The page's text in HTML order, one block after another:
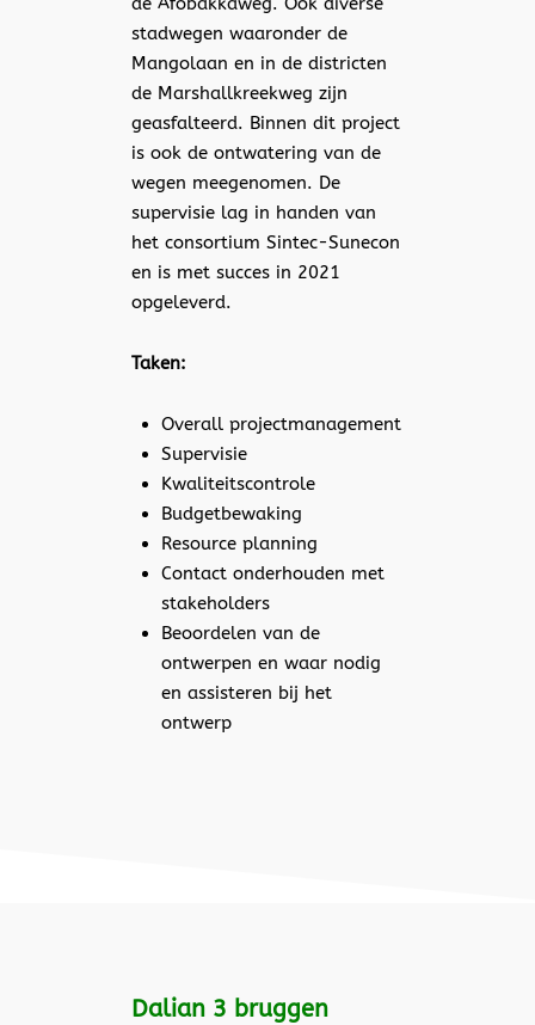
stadwegen waaronder de
Mangolaan en in de districten
de Marshallkreekweg zijn
geasfalteerd. Binnen dit project
is ook de ontwatering van de
wegen meegenomen. De
supervisie lag in handen van
het consortium Sintec-Sunecon
en is met succes in 2021
opgeleverd.
Taken:
Overall projectmanagement
Supervisie
Kwaliteitscontrole
Budgetbewaking
Resource planning
Contact onderhouden met
stakeholders
Beoordelen van de
ontwerpen en waar nodig
en assisteren bij het
ontwerp
Dalian 3 bruggen